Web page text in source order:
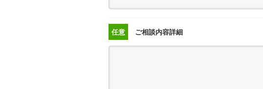
任意 ご相談内容詳細